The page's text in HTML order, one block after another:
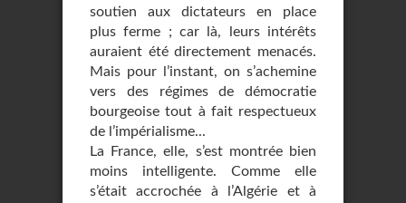
soutien aux dictateurs en place
plus ferme ; car là, leurs intérêts
auraient été directement menacés.
Mais pour l’instant, on s’achemine
vers des régimes de démocratie
bourgeoise tout à fait respectueux
de l’impérialisme...
La France, elle, s’est montrée bien
moins intelligente. Comme elle
s’était accrochée à l’Algérie et à